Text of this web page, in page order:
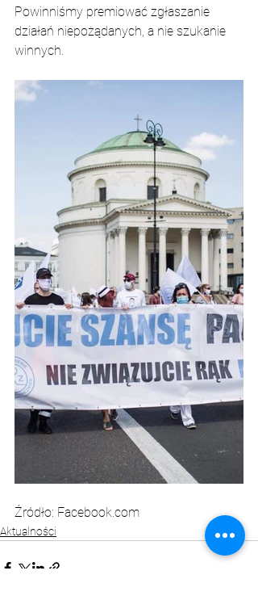
Powinniśmy premiować zgłaszanie
działań niepożądanych, a nie szukanie
winnych.
Źródło: Facebook.com
Aktualności